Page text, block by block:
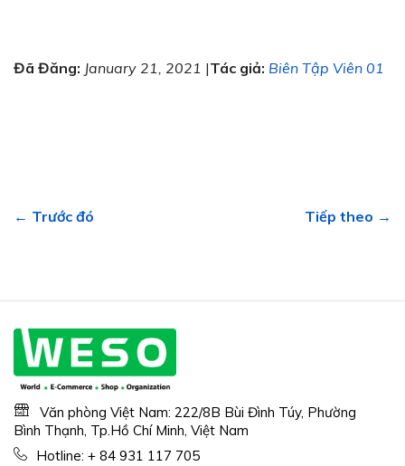
Đã Đăng: January 21, 2021 |Tác giả: Biên Tập Viên 01
← Trước đó Tiếp theo →
Văn phòng Việt Nam: 222/8B Bùi Đình Túy, Phường
Bình Thạnh, Tp.Hồ Chí Minh, Việt Nam
Hotline: + 84 931 117 705